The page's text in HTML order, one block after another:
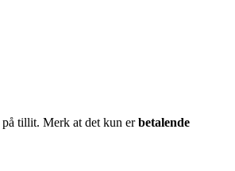
på tillit. Merk at det kun erbetalende